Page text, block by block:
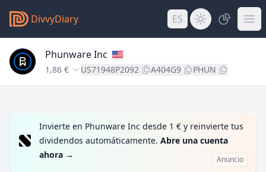
DivvyDiary ES
Phunware Inc
1,86 € US71948P2092 A404G9 PHUN
Invierte en Phunware Inc desde 1 € y reinvierte tus
dividendos automáticamente. Abre una cuenta
ahora → Anuncio